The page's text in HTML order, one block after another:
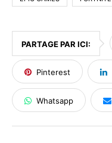
PARTAGE PAR ICI:
Pinterest
Whatsapp